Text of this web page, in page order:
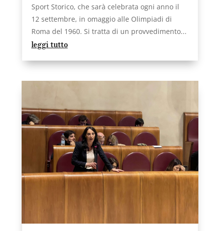
Sport Storico, che sarà celebrata ogni anno il
12 settembre, in omaggio alle Olimpiadi di
Roma del 1960. Si tratta di un provvedimento...
leggi tutto